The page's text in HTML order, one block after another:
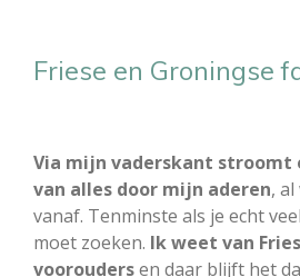
Friese en Groningse
Via mijn vaderskant
van alles door mijn aderen,
vanaf. Tenminste als je echt
moet zoeken. Ik weet van
vooroudersen daar blijft het